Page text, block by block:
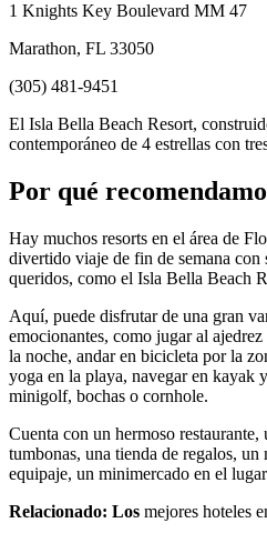
1 Knights Key Boulevard MM 47
Marathon, FL 33050
(305) 481-9451
El Isla Bella Beach Resort,
contemporáneo de 4 estrellas con
Por qué
Hay muchos resorts en el área de
divertido viaje de fin de semana con
queridos, como el Isla Bella Beach
Aquí, puede disfrutar de una gran
emocionantes, como jugar al
la noche, andar en bicicleta por la
yoga en la playa, navegar en kayak
minigolf, bochas o cornhole.
Cuenta con un hermoso
tumbonas, una tienda de regalos,
equipaje, un minimercado en el
Relacionado: Los mejores hoteles